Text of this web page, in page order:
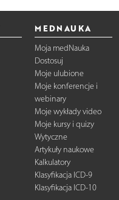
MEDNAUKA
Moja medNauka
Dostosuj
Moje ulubione
Moje konferencje i
webinary
Moje wykłady video
Moje kursy i quizy
Wytyczne
Artykuły naukowe
Kalkulatory
Klasyfikacja ICD-9
Klasyfikacja ICD-10